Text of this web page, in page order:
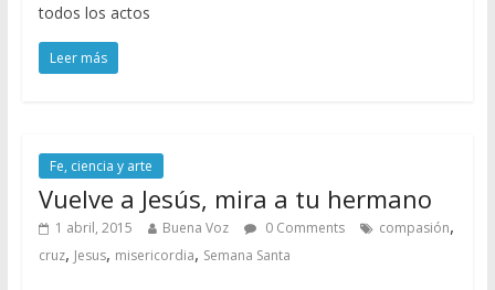
todos los actos
Leer más
Fe, ciencia y arte
Vuelve a Jesús, mira a tu hermano
1 abril, 2015 Buena Voz 0 Comments compasión,
cruz, Jesus, misericordia, Semana Santa